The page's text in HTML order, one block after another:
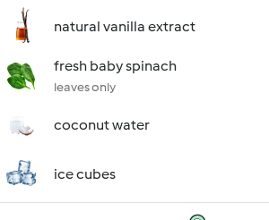
natural vanilla extract
fresh baby spinach
leaves only
coconut water
ice cubes